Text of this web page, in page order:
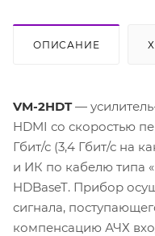
ОПИСАНИЕ
VM-2HDT—
HDMI со скоростью
Гбит/с (3,4 Гбит/с на
и ИК по кабелю типа
HDBaseT. Прибор
сигнала,
компенсацию АЧХ